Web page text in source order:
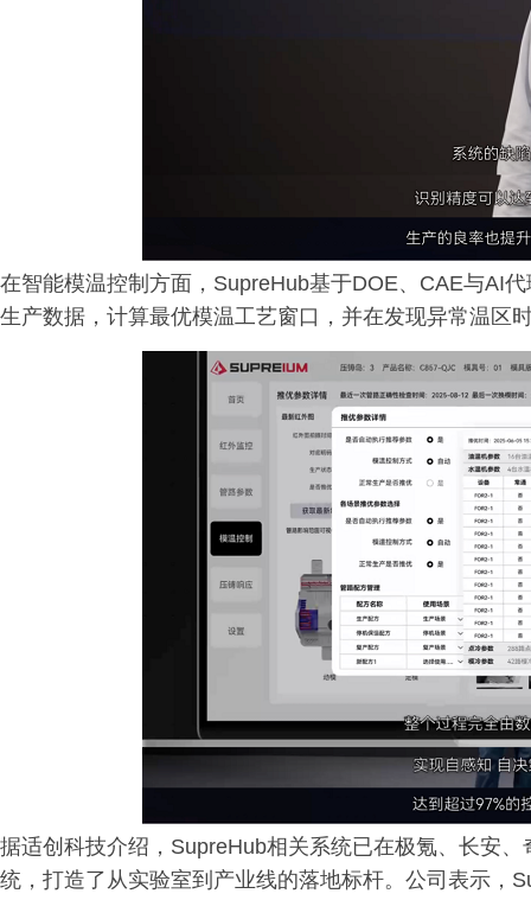
在智能模温控制方面，SupreHub基于DOE、CAE与AI
生产数据，计算最优模温工艺窗口，并在发现异常温区
据适创科技介绍，SupreHub相关系统已在极氪、长安
统，打造了从实验室到产业线的落地标杆。公司表示，